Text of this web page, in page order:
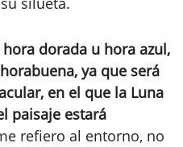
dorada u hora azul,
ya que será
en el que la Luna
paisaje estará
refiero al entorno, no